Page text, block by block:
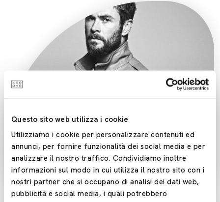
Questo sito web utilizza i cookie
Utilizziamo i cookie per personalizzare contenuti ed
annunci, per fornire funzionalità dei social media e per
analizzare il nostro traffico. Condividiamo inoltre
informazioni sul modo in cui utilizza il nostro sito con i
nostri partner che si occupano di analisi dei dati web,
pubblicità e social media, i quali potrebbero